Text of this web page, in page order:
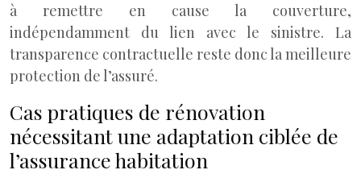
à remettre en cause la couverture,
indépendamment du lien avec le sinistre. La
transparence contractuelle reste donc la meilleure
protection de l’assuré.
Cas pratiques de rénovation
nécessitant une adaptation ciblée de
l’assurance habitation